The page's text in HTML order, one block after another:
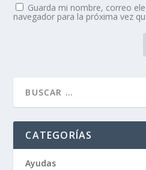
Guarda mi nombre, correo
navegador para la próxima vez
CATEGORÍAS
Ayudas